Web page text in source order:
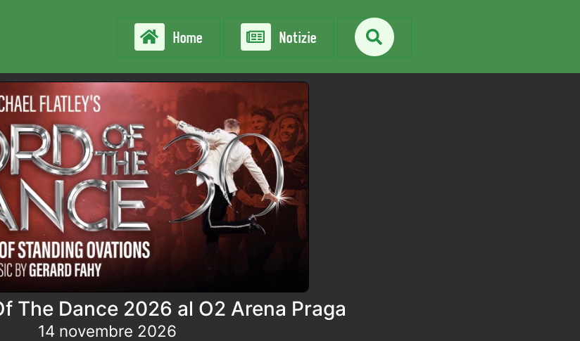
Home Notizie
The Dance 2026 al O2 Arena Praga
14 novembre 2026